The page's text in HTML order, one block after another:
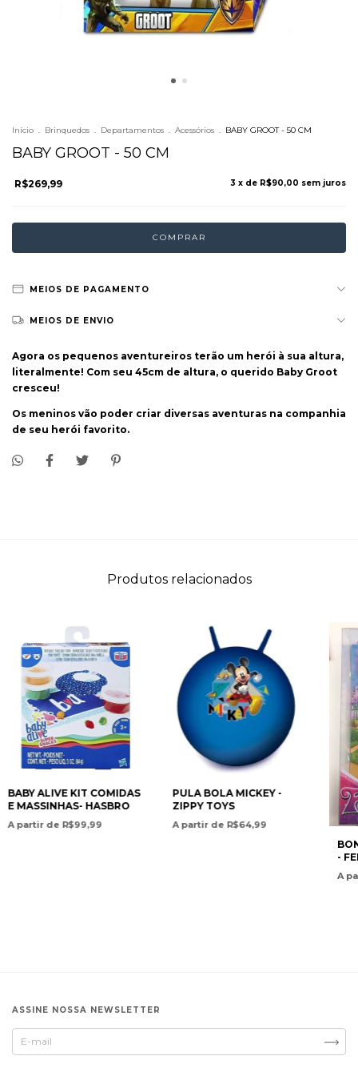
Início . Brinquedos . Departamentos . Acessórios . BABY GROOT - 50 CM
BABY GROOT - 50 CM
R$269,99 3 x de R$90,00 sem juros
MEIOS DE PAGAMENTO
MEIOS DE ENVIO
Agora os pequenos aventureiros terão um herói à sua altura,
literalmente! Com seu 45cm de altura, o querido Baby Groot
cresceu!
Os meninos vão poder criar diversas aventuras na companhia
de seu herói favorito.
Produtos relacionados
BABY ALIVE KIT COMIDAS
E MASSINHAS- HASBRO
A partir de R$99,99
PULA BOLA MICKEY -
ZIPPY TOYS
A partir de R$64,99
-
A
ASSINE NOSSA NEWSLETTER